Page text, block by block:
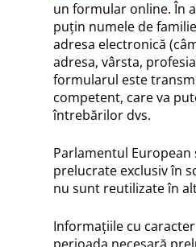
un formular online. În
puțin numele de
adresa electronică
adresa, vârsta,
formularul este
competent, care va
întrebărilor dvs.
Parlamentul
prelucrate exclusiv în
nu sunt reutilizate în
Informațiile cu